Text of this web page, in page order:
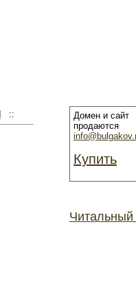
::
Домен и сайт
продаются
Купить
Читальный